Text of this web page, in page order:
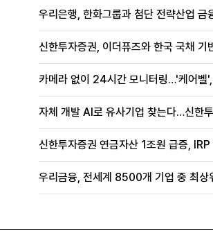
우리은행, 한화그룹과 첨단 전략산업 금
신한투자증권, 이더퓨즈와 한국 국채
카메라 없이 24시간 모니터링…'케어벨
자체 개발 AI로 유사기업 찾는다…신한
신한투자증권 연금자산 1조원 급증,
우리금융, 전세계 8500개 기업 중 최상